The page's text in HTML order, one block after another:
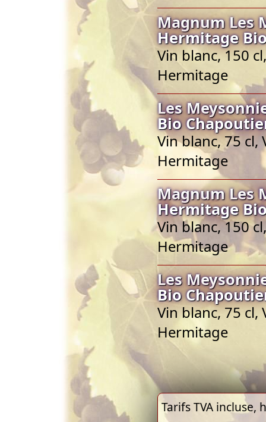
Magnum Les
Hermitage
Vin blanc, 150
Hermitage
Les
Bio
Vin blanc, 75 cl,
Hermitage
Magnum Les
Hermitage
Vin blanc, 150
Hermitage
Les
Bio
Vin blanc, 75 cl,
Hermitage
Tarifs TVA